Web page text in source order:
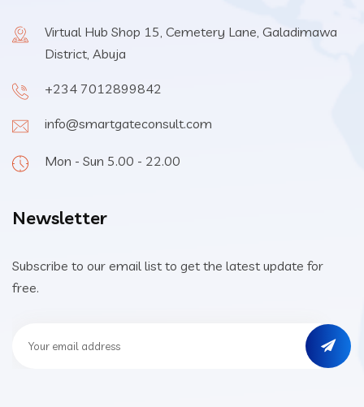
Virtual Hub Shop 15, Cemetery Lane, Galadimawa
District, Abuja
+234 7012899842
info@smartgateconsult.com
Mon - Sun 5.00 - 22.00
Newsletter
Subscribe to our email list to get the latest update for
free.